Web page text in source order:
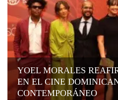
YOEL MORALES
EN EL CINE
CONTEMPORÁNEO